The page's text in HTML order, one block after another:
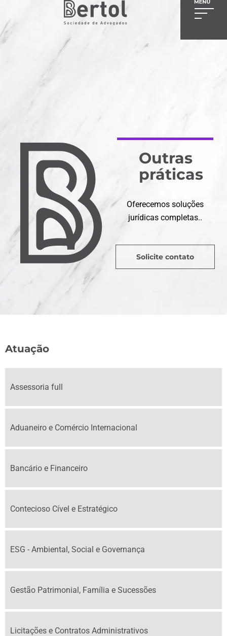
Outras
práticas
Oferecemos soluções
jurídicas completas..
Solicite contato
Atuação
Assessoria full
Aduaneiro e Comércio Internacional
Bancário e Financeiro
Contecioso Cível e Estratégico
ESG - Ambiental, Social e Governança
Gestão Patrimonial, Família e Sucessões
Licitações e Contratos Administrativos